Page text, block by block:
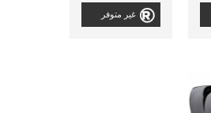
غير متوفر